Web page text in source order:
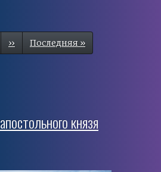
Следующая
страница
››
Последняя
страница
Последняя »
князя